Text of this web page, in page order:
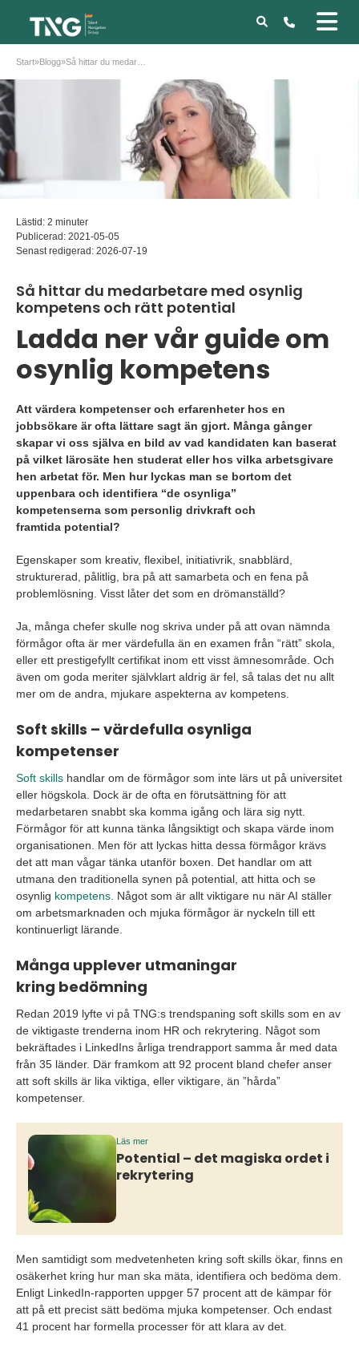
Start»Blogg»
Lästid: 2 minuter
Publicerad: 2021-05-05
Senast redigerad: 2026-07-19
Så hittar du medarbetare med osynlig
kompetens och rätt potential
Ladda ner vår guide om
osynlig kompetens
Att värdera kompetenser och erfarenheter hos en
jobbsökare är ofta lättare sagt än gjort. Många gånger
skapar vi oss själva en bild av vad kandidaten kan baserat
på vilket lärosäte hen studerat eller hos vilka arbetsgivare
hen arbetat för. Men hur lyckas man se bortom det
uppenbara och identifiera “de osynliga”
kompetenserna som personlig drivkraft och
framtida potential?
Egenskaper som kreativ, flexibel, initiativrik, snabblärd,
strukturerad, pålitlig, bra på att samarbeta och en fena på
problemlösning. Visst låter det som en drömanställd?
Ja, många chefer skulle nog skriva under på att ovan nämnda
förmågor ofta är mer värdefulla än en examen från “rätt” skola,
eller ett prestigefyllt certifikat inom ett visst ämnesområde. Och
även om goda meriter självklart aldrig är fel, så talas det nu allt
mer om de andra, mjukare aspekterna av kompetens.
Soft skills – värdefulla osynliga
kompetenser
Soft skills handlar om de förmågor som inte lärs ut på universitet
eller högskola. Dock är de ofta en förutsättning för att
medarbetaren snabbt ska komma igång och lära sig nytt.
Förmågor för att kunna tänka långsiktigt och skapa värde inom
organisationen. Men för att lyckas hitta dessa förmågor krävs
det att man vågar tänka utanför boxen. Det handlar om att
utmana den traditionella synen på potential, att hitta och se
osynlig kompetens. Något som är allt viktigare nu när AI ställer
om arbetsmarknaden och mjuka förmågor är nyckeln till ett
kontinuerligt lärande.
Många upplever utmaningar
kring bedömning
Redan 2019 lyfte vi på TNG:s trendspaning soft skills som en av
de viktigaste trenderna inom HR och rekrytering. Något som
bekräftades i LinkedIns årliga trendrapport samma år med data
från 35 länder. Där framkom att 92 procent bland chefer anser
att soft skills är lika viktiga, eller viktigare, än ”hårda”
kompetenser.
Läs mer
Potential – det magiska ordet i
rekrytering
Men samtidigt som medvetenheten kring soft skills ökar, finns en
osäkerhet kring hur man ska mäta, identifiera och bedöma dem.
Enligt LinkedIn-rapporten uppger 57 procent att de kämpar för
att på ett precist sätt bedöma mjuka kompetenser. Och endast
41 procent har formella processer för att klara av det.